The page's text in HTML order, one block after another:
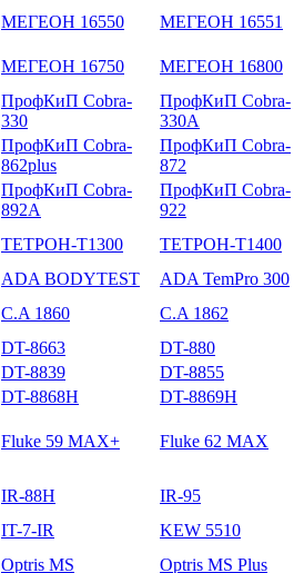
МЕГЕОН 16550 МЕГЕОН 16551
МЕГЕОН 16750 МЕГЕОН 16800
ПрофКиП Cobra-
330
ПрофКиП Cobra-
330A
ПрофКиП Cobra-
862plus
ПрофКиП Cobra-
872
ПрофКиП Cobra-
892A
ПрофКиП Cobra-
922
ТЕТРОН-Т1300
ТЕТРОН-Т1400
ADA BODYTEST
ADA TemPro 300
C.A 1860
C.A 1862
DT-8663
DT-880
DT-8839
DT-8855
DT-8868H DT-8869H
Fluke 59 MAX+ Fluke 62 MAX
IR-88H
IR-95
IT-7-IR
KEW 5510
Optris MS
Optris MS Plus